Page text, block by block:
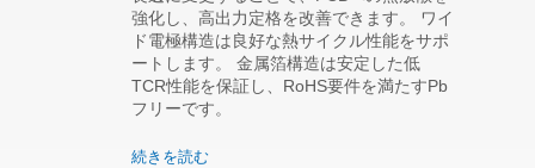
強化し、高出力定格を改善できます。 ワイ
ド電極構造は良好な熱サイクル性能をサポ
ートします。 金属箔構造は安定した低
TCR性能を保証し、RoHS要件を満たすPb
フリーです。
続きを読む